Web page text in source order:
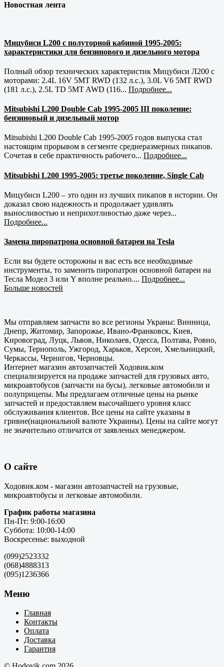
Новостная лента
Мицубиси L200 с полуторной кабиной 1995-2005:
характеристики для бензинового и дизельного мотора
Полный обзор технических характеристик Мицубиси Л200 с
моторами: 2.4L 16V 5MT RWD (132 л.с.), 3.0L V6 5MT RWD
(181 л.с.), 2.5L TD 5MT AWD (116... Подробнее...
Mitsubishi L200 Double Cab 1995-2005 III поколение:
бензиновый и дизельный мотор
Mitsubishi L200 Double Cab 1995-2005 годов выпуска стал
настоящим прорывом в сегменте среднеразмерных пикапов.
Сочетая в себе практичность рабочего... Подробнее...
Mitsubishi L200 1995-2005: третье поколение, Single Cab
Мицубиси L200 – это один из лучших пикапов в истории. Он
доказал свою надежность и продолжает удивлять
выносливостью и неприхотливостью даже через...
Подробнее...
Замена пиропатрона основной батареи на Tesla
Если вы будете осторожны и вас есть все необходимые
инструменты, то заменить пиропатрон основной батареи на
Тесла Модел 3 или Y вполне реально.... Подробнее...
Больше новостей
Мы отправляем запчасти во все регионы Украны: Винница,
Днепр, Житомир, Запорожье, Ивано-Франковск, Киев,
Кировоград, Луцк, Львов, Николаев, Одесса, Полтава, Ровно,
Сумы, Тернополь, Ужгород, Харьков, Херсон, Хмельницкий,
Черкассы, Чернигов, Черновцы.
Интернет магазин автозапчастей Ходовик.ком
специализируется на продаже запчастей для грузовых авто,
микроавтобусов (запчасти на бусы), легковые автомобили и
полуприцепы. Мы предлагаем отличные цены на рынке
запчастей и предоставляем высочайшего уровня класс
обслуживания клиентов. Все цены на сайте указаны в
гривне(национальной валюте Украины). Цены на сайте могут
не значительно отличатся от заявленых менеджером.
О сайте
Ходовик.ком - магазин автозапчастей на грузовые,
микроавтобусы и легковые автомобили.
График работы магазина
Пн-Пт: 9:00-16:00
Суббота: 10:00-14:00
Воскресенье: выходной
(099)2523332
(068)4888313
(095)1236366
Меню
Главная
Контакты
Оплата
Доставка
Гарантия